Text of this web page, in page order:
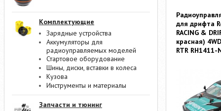
Комплектующие
Зарядные устройства
Аккумуляторы для
радиоуправляемых моделей
Стартовое оборудование
Шины, диски, вставки в колеса
Кузова
Инструменты и материалы
Запчасти и тюнинг
для дрифта
RACING &
красная)
RTR RH1411-